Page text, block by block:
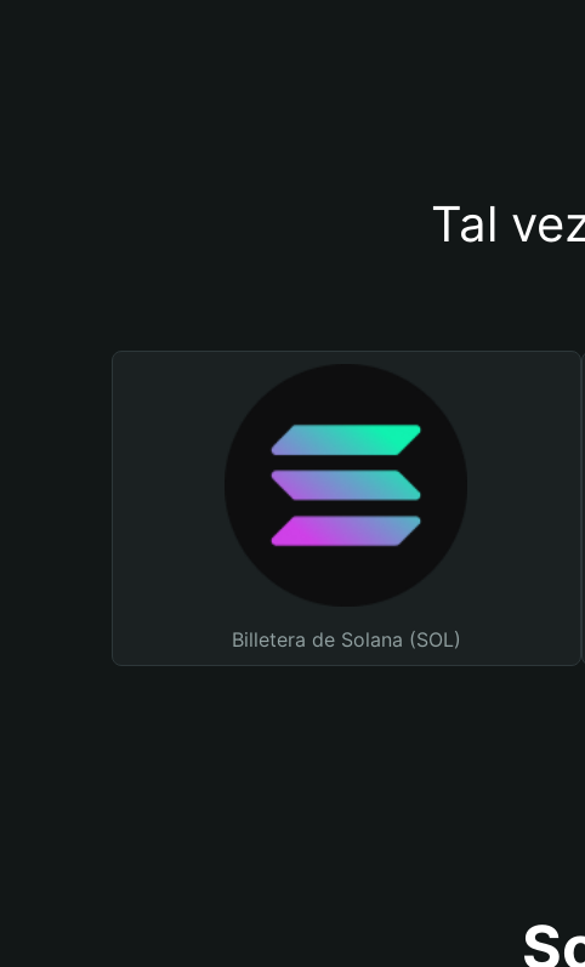
Tal
Billetera de Solana (SOL)